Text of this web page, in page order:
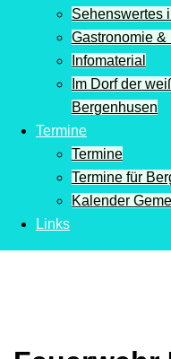
Sehenswertes
Gastronomie &
Infomaterial
Im Dorf der
Bergenhusen
Termine
Termine
Termine für
Kalender
Links